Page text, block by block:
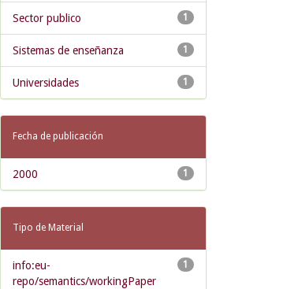
1
Sector publico
1
Sistemas de enseñanza
1
Universidades
Fecha de publicación
1
2000
Tipo de Material
1
info:eu-
repo/semantics/workingPaper